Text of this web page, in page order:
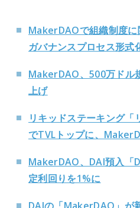
MakerDAOで組織制度に
ガバナンスプロセス形式
MakerDAO、500万ドル
上げ
リキッドステーキング「
でTVLトップに、
MakerDAO、DAI預入「
定利回りを1%に